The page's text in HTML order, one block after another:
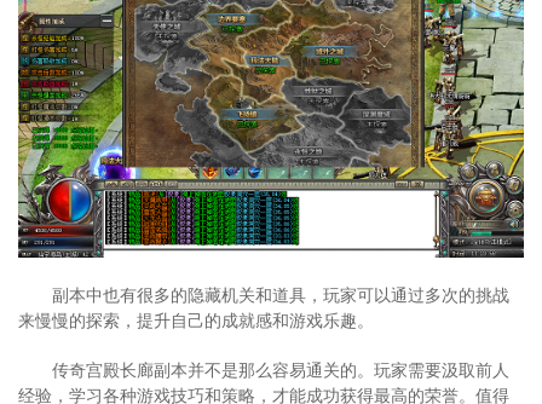
副本中也有很多的隐藏机关和道具，玩家可以通过多次的挑战
来慢慢的探索，提升自己的成就感和游戏乐趣。
传奇宫殿长廊副本并不是那么容易通关的。玩家需要汲取前人
经验，学习各种游戏技巧和策略，才能成功获得最高的荣誉。值得